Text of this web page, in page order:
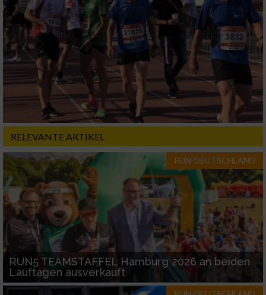
RELEVANTE ARTIKEL
RUN-DEUTSCHLAND
RUN5 TEAMSTAFFEL Hamburg 2026 an beiden
Lauftagen ausverkauft
von Werbeanzeigen
Erstellung von Profilen für personalisierte
Werbung
Verwendung von Profilen zur Auswahl
personalisierter Werbung
Erstellung von Profilen zur Personalisierung
von Inhalten
Verwendung von Profilen zur Auswahl
personalisierter Inhalte
Messung der Werbeleistung
Messung der Performance von Inhalten
Analyse von Zielgruppen durch Statistiken
oder Kombinationen von Daten aus
verschiedenen Quellen